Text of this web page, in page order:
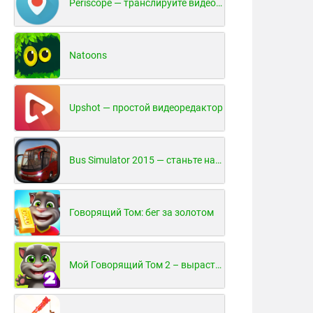
Periscope — транслируйте видео в реальном времени!
Natoons
Upshot — простой видеоредактор
Bus Simulator 2015 — станьте настоящим водителем автобуса!
Говорящий Том: бег за золотом
Мой Говорящий Том 2 – вырасти и воспитай своего котенка